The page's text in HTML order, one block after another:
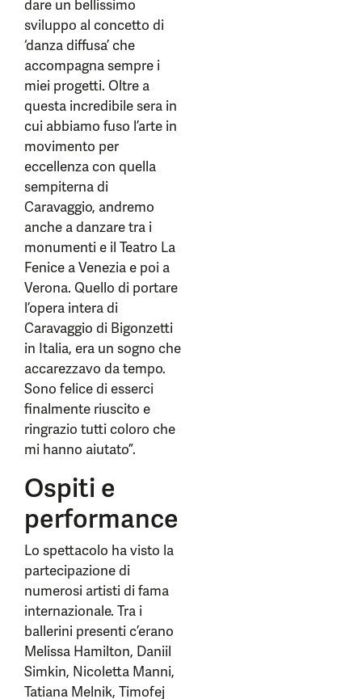
dare un bellissimo
sviluppo al concetto di
‘danza diffusa’ che
accompagna sempre i
miei progetti. Oltre a
questa incredibile sera in
cui abbiamo fuso l’arte in
movimento per
eccellenza con quella
sempiterna di
Caravaggio, andremo
anche a danzare tra i
monumenti e il Teatro La
Fenice a Venezia e poi a
Verona. Quello di portare
l’opera intera di
Caravaggio di Bigonzetti
in Italia, era un sogno che
accarezzavo da tempo.
Sono felice di esserci
finalmente riuscito e
ringrazio tutti coloro che
mi hanno aiutato”.
Ospiti e
performance
Lo spettacolo ha visto la
partecipazione di
numerosi artisti di fama
internazionale. Tra i
ballerini presenti c’erano
Melissa Hamilton, Daniil
Simkin, Nicoletta Manni,
Tatiana Melnik, Timofej